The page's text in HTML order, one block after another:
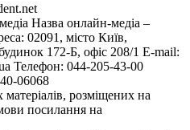
Назва онлайн-медіа –
02091, місто Київ,
172-Б, офіс 208/1 E-mail:
Телефон: 044-205-43-00
06068
розміщених на
посилання на